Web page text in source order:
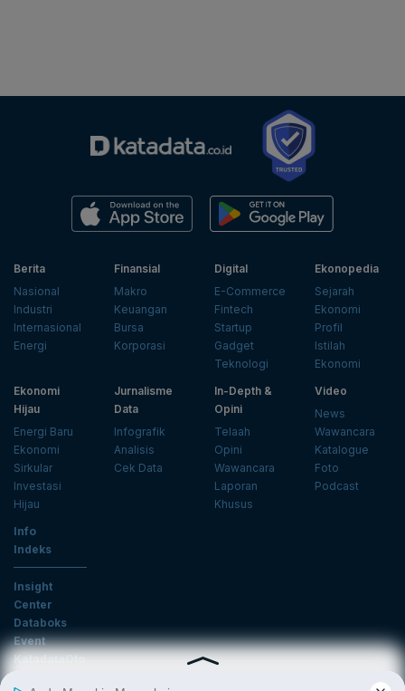
Berita
Nasional
Industri
Internasional
Energi
Finansial
Makro
Keuangan
Bursa
Korporasi
Digital
E-Commerce
Fintech
Startup
Gadget
Teknologi
Ekonopedia
Sejarah
Ekonomi
Profil
Istilah
Ekonomi
Ekonomi
Hijau
Energi Baru
Ekonomi
Sirkular
Investasi
Hijau
Jurnalisme
Data
Infografik
Analisis
Cek Data
In-Depth &
Opini
Telaah
Opini
Wawancara
Laporan
Khusus
Video
News
Wawancara
Katalogue
Foto
Podcast
Info
Indeks
Insight
Center
Databoks
Event
KatadataOto